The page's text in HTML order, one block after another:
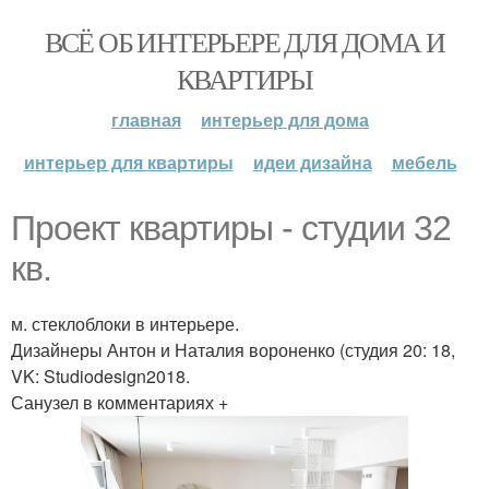
ВСЁ ОБ ИНТЕРЬЕРЕ ДЛЯ ДОМА И
КВАРТИРЫ
главная
интерьер для дома
интерьер для квартиры
идеи дизайна мебель
Проект квартиры - студии 32
кв.
м. стеклоблоки в интерьере.
Дизайнеры Антон и Наталия вороненко (студия 20: 18,
VK: Studiodesign2018.
Санузел в комментариях +